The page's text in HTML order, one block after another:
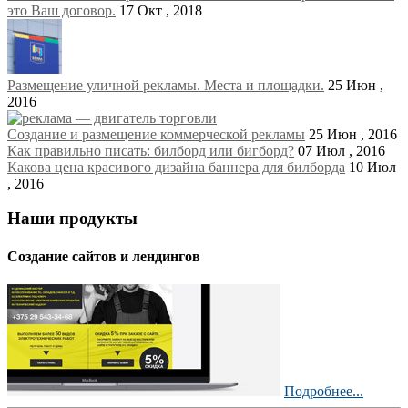
это Ваш договор. 17 Окт , 2018
Размещение уличной рекламы. Места и площадки. 25 Июн ,
2016
Создание и размещение коммерческой рекламы 25 Июн , 2016
Как правильно писать: билборд или бигборд? 07 Июл , 2016
Какова цена красивого дизайна баннера для билборда 10 Июл
, 2016
Наши продукты
Создание сайтов и лендингов
Подробнее...